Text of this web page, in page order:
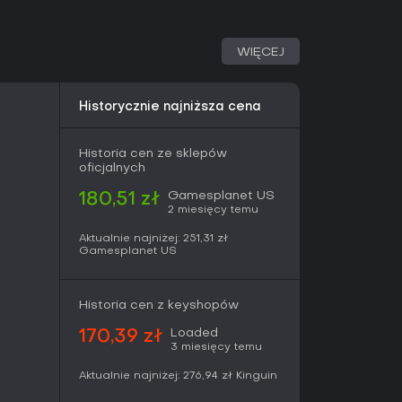
single-player: odświeżone Yakuza Kiwami
fabułą. Poziomy trudności - Beginner,
jak Bad Boy Dragon, w którym Kiryu
yakuzy Kazumy Kiryu, chroniącego bliskich w
jego wyrachowane podejście do władzy
do włóczenia się i pobocznych
w agregatorach recenzji i 67 procent
WIĘCEJ
Historycznie najniższa cena
Historia cen ze sklepów
oficjalnych
180,51 zł Gamesplanet US
2 miesięcy temu
Aktualnie najniżej: 251,31 zł
Gamesplanet US
Historia cen z keyshopów
170,39 zł Loaded
3 miesięcy temu
Aktualnie najniżej: 276,94 zł Kinguin